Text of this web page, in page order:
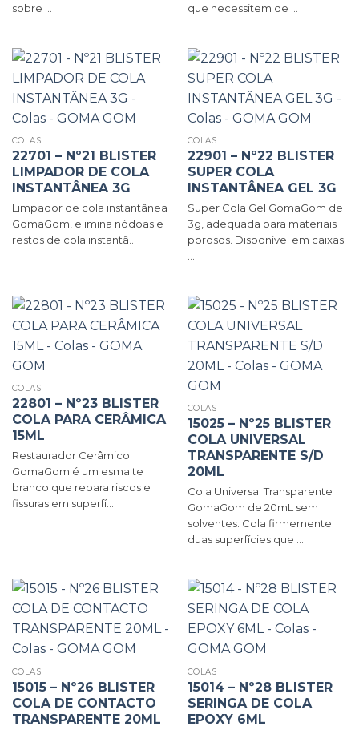
sobre ...
que necessitem de ...
COLAS
22701 – Nº21 BLISTER
LIMPADOR DE COLA
INSTANTÂNEA 3G
Limpador de cola instantânea
GomaGom, elimina nódoas e
restos de cola instantâ...
COLAS
22901 – Nº22 BLISTER
SUPER COLA
INSTANTÂNEA GEL 3G
Super Cola Gel GomaGom de
3g, adequada para materiais
porosos. Disponível em caixas
COLAS
22801 – Nº23 BLISTER
COLA PARA CERÂMICA
15ML
Restaurador Cerâmico
GomaGom é um esmalte
branco que repara riscos e
fissuras em superfí...
COLAS
15025 – Nº25 BLISTER
COLA UNIVERSAL
TRANSPARENTE S/D
20ML
Cola Universal Transparente
GomaGom de 20mL sem
solventes. Cola firmemente
duas superfícies que ...
COLAS
15015 – Nº26 BLISTER
COLA DE CONTACTO
TRANSPARENTE 20ML
COLAS
15014 – Nº28 BLISTER
SERINGA DE COLA
EPOXY 6ML